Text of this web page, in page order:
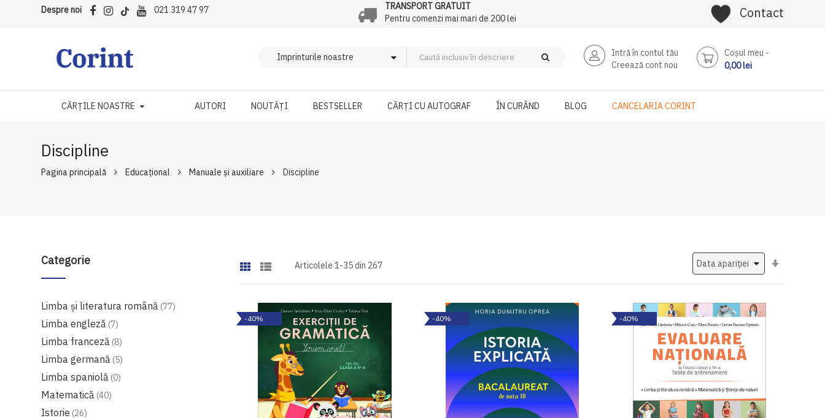
Despre noi 021 319 47 97
TRANSPORT GRATUIT
Pentru comenzi mai mari de 200 lei
Contact
Intră în contul tău
Creează cont nou
Coşul meu
0,00 lei
CĂRȚILE NOASTRE AUTORI NOUTĂȚI BESTSELLER CĂRȚI CU AUTOGRAF ÎN CURÂND BLOG CANCELARIA CORINT
Discipline
Pagina principală Educațional Manuale şi auxiliare Discipline
Categorie
Limba şi literatura română 77
Limba engleză 7
Limba franceză 8
Limba germană 5
Limba spaniolă 0
Matematică 40
Istorie 26
Articolele1-35din 267
-40% -40% -40%